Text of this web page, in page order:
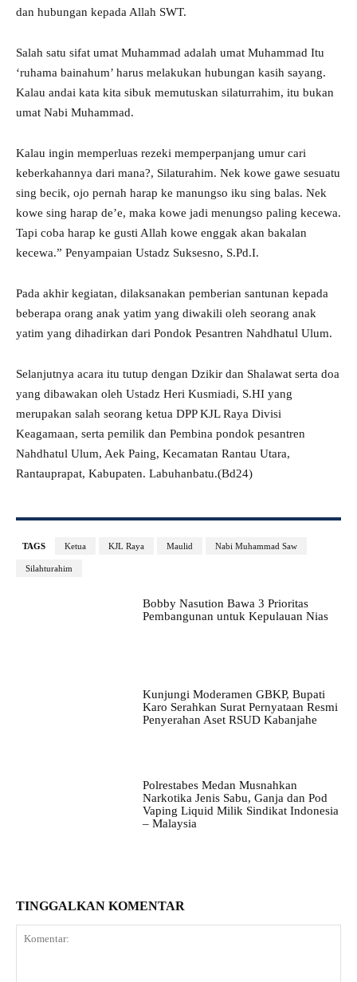
dan hubungan kepada Allah SWT.
Salah satu sifat umat Muhammad adalah umat Muhammad Itu
‘ruhama bainahum’ harus melakukan hubungan kasih sayang.
Kalau andai kata kita sibuk memutuskan silaturrahim, itu bukan
umat Nabi Muhammad.
Kalau ingin memperluas rezeki memperpanjang umur cari
keberkahannya dari mana?, Silaturahim. Nek kowe gawe sesuatu
sing becik, ojo pernah harap ke manungso iku sing balas. Nek
kowe sing harap de’e, maka kowe jadi menungso paling kecewa.
Tapi coba harap ke gusti Allah kowe enggak akan bakalan
kecewa.” Penyampaian Ustadz Suksesno, S.Pd.I.
Pada akhir kegiatan, dilaksanakan pemberian santunan kepada
beberapa orang anak yatim yang diwakili oleh seorang anak
yatim yang dihadirkan dari Pondok Pesantren Nahdhatul Ulum.
Selanjutnya acara itu tutup dengan Dzikir dan Shalawat serta doa
yang dibawakan oleh Ustadz Heri Kusmiadi, S.HI yang
merupakan salah seorang ketua DPP KJL Raya Divisi
Keagamaan, serta pemilik dan Pembina pondok pesantren
Nahdhatul Ulum, Aek Paing, Kecamatan Rantau Utara,
Rantauprapat, Kabupaten. Labuhanbatu.(Bd24)
TAGS Ketua KJL Raya Maulid Nabi Muhammad Saw
Silahturahim
Bobby Nasution Bawa 3 Prioritas
Pembangunan untuk Kepulauan Nias
Kunjungi Moderamen GBKP, Bupati
Karo Serahkan Surat Pernyataan Resmi
Penyerahan Aset RSUD Kabanjahe
Polrestabes Medan Musnahkan
Narkotika Jenis Sabu, Ganja dan Pod
Vaping Liquid Milik Sindikat Indonesia
– Malaysia
TINGGALKAN KOMENTAR